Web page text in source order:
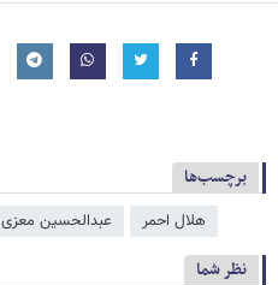
برچسب‌ها
هلال احمر عبدالحسین معزی
نظر شما